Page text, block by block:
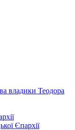
владики Теодора
Єпархії